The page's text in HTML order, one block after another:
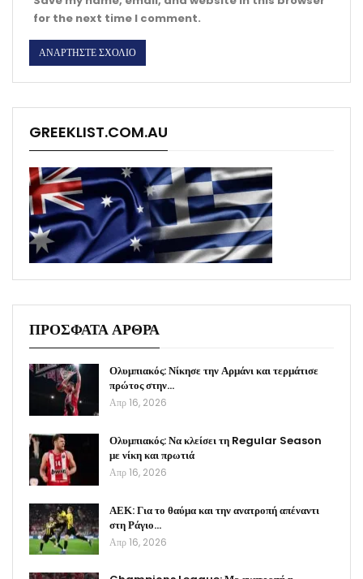
for the next time I comment.
GREEKLIST.COM.AU
ΠΡΟΣΦΑΤΑ ΑΡΘΡΑ
Ολυμπιακός: Νίκησε την Αρμάνι και τερμάτισε
πρώτος στην…
Απρ 16, 2026
Ολυμπιακός: Να κλείσει τη Regular Season
με νίκη και πρωτιά
Απρ 16, 2026
ΑΕΚ: Για το θαύμα και την ανατροπή απέναντι
στη Ράγιο…
Απρ 16, 2026